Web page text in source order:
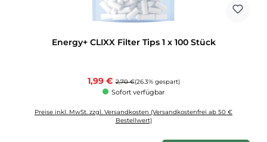
Energy+ CLIXX Filter Tips 1 x 100 Stück
Verkaufspreis:
1,99 € Regulärer Preis:
2,70 €(26.3% gespart)
Sofort verfügbar
Preise inkl. MwSt. zzgl. Versandkosten (Versandkostenfrei ab 50 €
Bestellwert)